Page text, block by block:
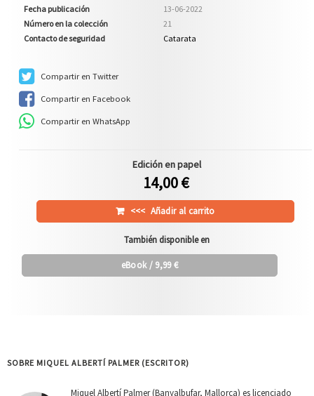
Fecha publicación
13-06-2022
Número en la colección
21
Contacto de seguridad
Catarata
Compartir en Twitter
Compartir en Facebook
Compartir en WhatsApp
Edición en papel
14,00 €
<<< Añadir al carrito
También disponible en
eBook/ 9,99 €
SOBRE MIQUEL ALBERTÍ PALMER (ESCRITOR)
Miquel Albertí Palmer (Banyalbufar, Mallorca) es licenciado